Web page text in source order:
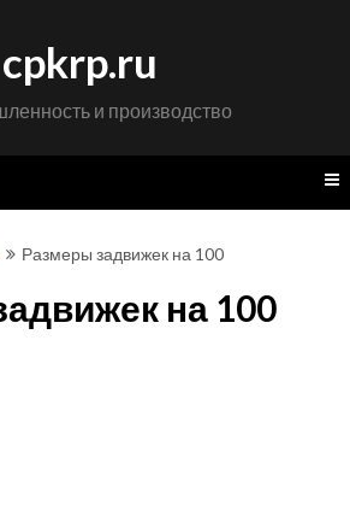
cpkrp.ru
и производство
Размеры задвижек на 100
на 100